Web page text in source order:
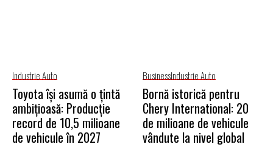
Industrie Auto
Toyota își asumă o țintă
ambițioasă: Producție
record de 10,5 milioane
de vehicule în 2027
BusinessIndustrie Auto
Bornă istorică pentru
Chery International: 20
de milioane de vehicule
vândute la nivel global